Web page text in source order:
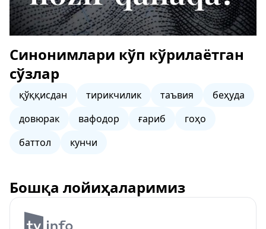
Синонимлари кўп кўрилаётган
сўзлар
қўққисдан тирикчилик таъвия
беҳуда
довюрак
вафодор ғариб
гоҳо
баттол
кунчи
Бошқа лойиҳаларимиз